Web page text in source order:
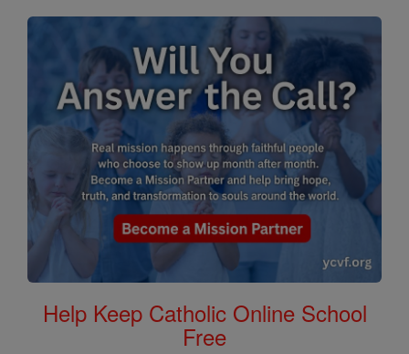
Help Keep Catholic Online School
Free